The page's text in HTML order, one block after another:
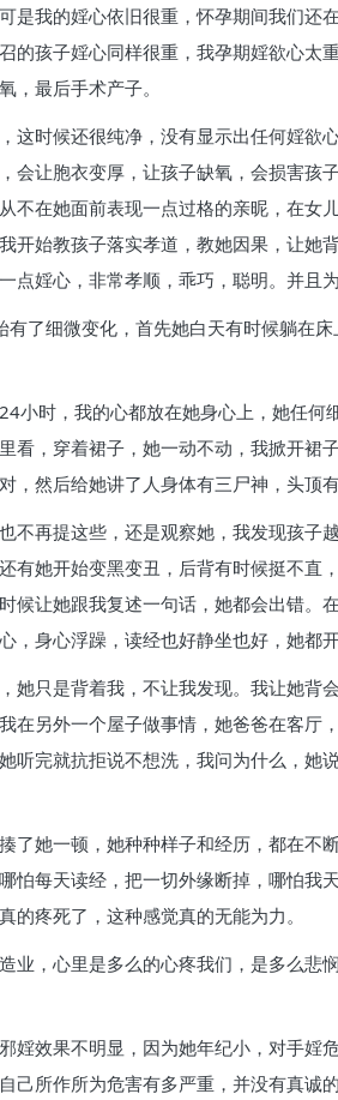
是我的婬心依旧很重，怀孕期间我们
的孩子婬心同样很重，我孕期婬欲心太
，最后手术产子。
这时候还很纯净，没有显示出任何婬欲
会让胞衣变厚，让孩子缺氧，会损害
不在她面前表现一点过格的亲昵，在
开始教孩子落实孝道，教她因果，让她
点婬心，非常孝顺，乖巧，聪明。并且
了细微变化，首先她白天有时候躺在
小时，我的心都放在她身心上，她任
看，穿着裙子，她一动不动，我掀开
，然后给她讲了人身体有三尸神，头顶
不再提这些，还是观察她，我发现孩子
有她开始变黑变丑，后背有时候挺不
候让她跟我复述一句话，她都会出错。
，身心浮躁，读经也好静坐也好，她都
她只是背着我，不让我发现。我让她背
在另外一个屋子做事情，她爸爸在客
听完就抗拒说不想洗，我问为什么，
了她一顿，她种种样子和经历，都在
怕每天读经，把一切外缘断掉，哪怕
的疼死了，这种感觉真的无能为力。
业，心里是多么的心疼我们，是多么悲
婬效果不明显，因为她年纪小，对手
己所作所为危害有多严重，并没有真诚的